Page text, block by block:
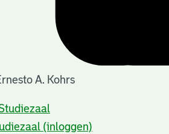
A. Kohrs
(inloggen)